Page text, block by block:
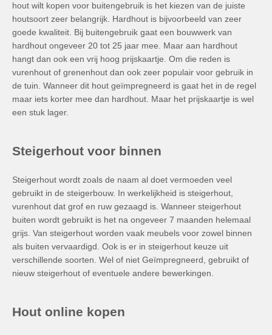
hout wilt kopen voor buitengebruik is het kiezen van de juiste
houtsoort zeer belangrijk. Hardhout is bijvoorbeeld van zeer
goede kwaliteit. Bij buitengebruik gaat een bouwwerk van
hardhout ongeveer 20 tot 25 jaar mee. Maar aan hardhout
hangt dan ook een vrij hoog prijskaartje. Om die reden is
vurenhout of grenenhout dan ook zeer populair voor gebruik in
de tuin. Wanneer dit hout geïmpregneerd is gaat het in de regel
maar iets korter mee dan hardhout. Maar het prijskaartje is wel
een stuk lager.
Steigerhout voor binnen
Steigerhout wordt zoals de naam al doet vermoeden veel
gebruikt in de steigerbouw. In werkelijkheid is steigerhout,
vurenhout dat grof en ruw gezaagd is. Wanneer steigerhout
buiten wordt gebruikt is het na ongeveer 7 maanden helemaal
grijs. Van steigerhout worden vaak meubels voor zowel binnen
als buiten vervaardigd. Ook is er in steigerhout keuze uit
verschillende soorten. Wel of niet Geïmpregneerd, gebruikt of
nieuw steigerhout of eventuele andere bewerkingen.
Hout online kopen